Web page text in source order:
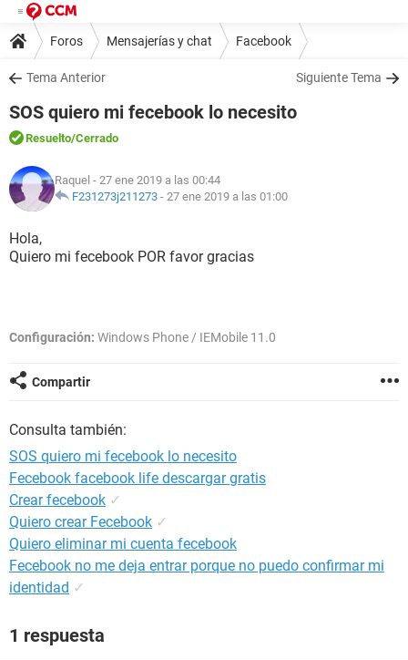
Foros Mensajerías y chat Facebook
Tema Anterior Siguiente Tema
SOS quiero mi fecebook lo necesito
Resuelto/Cerrado
Raquel - 27 ene 2019 a las 00:44
F231273j211273 - 27 ene 2019 a las 01:00
Hola,
Quiero mi fecebook POR favor gracias
Configuración: Windows Phone / IEMobile 11.0
Compartir
Consulta también:
SOS quiero mi fecebook lo necesito
Fecebook facebook life descargar gratis
Crear fecebook ✓
Quiero crear Fecebook ✓
Quiero eliminar mi cuenta fecebook
Fecebook no me deja entrar porque no puedo confirmar mi
identidad ✓
1 respuesta